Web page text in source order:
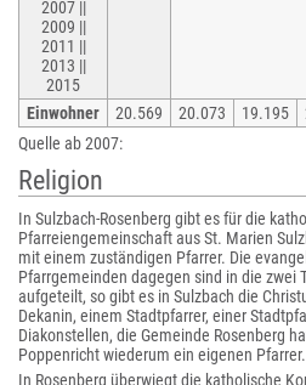
2007 ||
2009 ||
2011 ||
2013 ||
2015
Einwohner 20.569 20.073 19.195
Quelle ab 2007:
Religion
In Sulzbach-Rosenberg gibt es für die
Pfarreiengemeinschaft aus St. Marien
mit einem zuständigen Pfarrer. Die
Pfarrgemeinden dagegen sind in die zwei
aufgeteilt, so gibt es in Sulzbach die
Dekanin, einem Stadtpfarrer, einer
Diakonstellen, die Gemeinde Rosenberg
Poppenricht wiederum ein eigenen Pfarrer.
In Rosenberg überwiegt die katholische